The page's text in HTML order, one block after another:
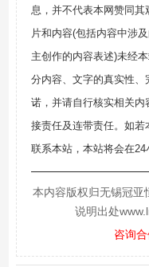
息，并不代表本网赞同其
片和内容(包括内容中涉
主创作的内容表述)未经
分内容、文字的真实性
诺，并请自行核实相关
接责任及连带责任。如
联系本站，本站将会在24
本内容版权归无锡冠亚
说明出处
咨询合